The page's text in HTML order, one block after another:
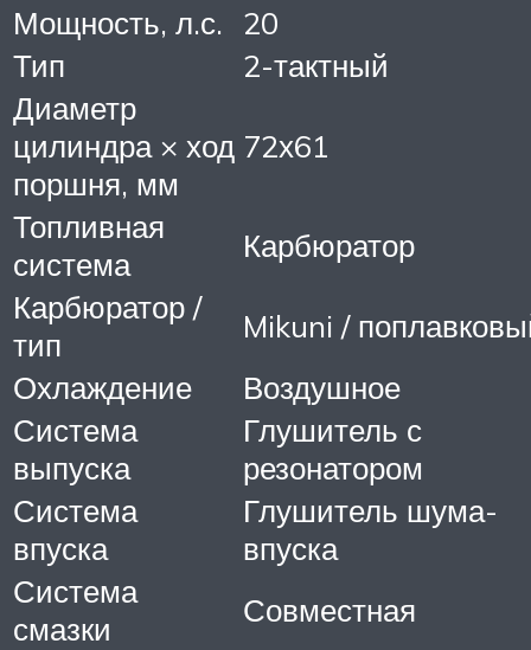
Мощность, л.с.
20
Тип
2-тактный
Диаметр
цилиндра × ход
поршня, мм
72х61
Топливная
система
Карбюратор
Карбюратор /
тип
Mikuni /
Охлаждение
Воздушное
Система
выпуска
Глушитель с
резонатором
Система
впуска
Глушитель шума-
впуска
Система
смазки
Совместная